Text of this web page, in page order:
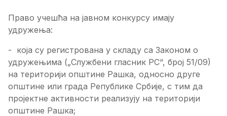
Право учешћа на јавном конкурсу имају
удружења:
- која су регистрована у складу са Законом о
удружењима („Службени гласник РС“, број 51/09)
на територији општине Рашка, односно друге
општине или града Републике Србије, с тим да
пројектне активности реализују на територији
општине Рашка;